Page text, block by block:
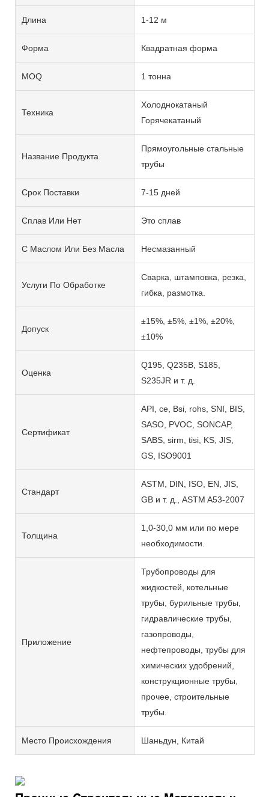
Длина 1-12 м
Форма Квадратная форма
MOQ 1 тонна
Техника
Холоднокатаный
Горячекатаный
Название Продукта
Прямоугольные стальные
трубы
Срок Поставки 7-15 дней
Сплав Или Нет Это сплав
С Маслом Или Без Масла Несмазанный
Услуги По Обработке
Сварка, штамповка, резка,
гибка, размотка.
Допуск
±15%, ±5%, ±1%, ±20%,
±10%
Оценка
Q195, Q235B, S185,
S235JR и т. д.
Сертификат
API, ce, Bsi, rohs, SNI, BIS,
SASO, PVOC, SONCAP,
SABS, sirm, tisi, KS, JIS,
GS, ISO9001
Стандарт
ASTM, DIN, ISO, EN, JIS,
GB и т. д., ASTM A53-2007
Толщина
1,0-30,0 мм или по мере
необходимости.
Приложение
Трубопроводы для
жидкостей, котельные
трубы, бурильные трубы,
гидравлические трубы,
газопроводы,
нефтепроводы, трубы для
химических удобрений,
конструкционные трубы,
прочее, строительные
трубы.
Место Происхождения Шаньдун, Китай